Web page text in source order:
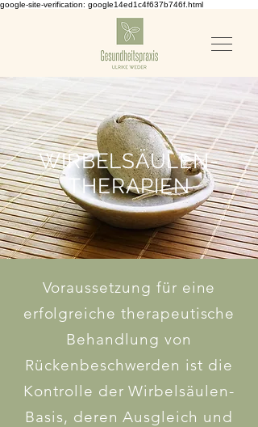
google-site-verification: google14ed1c4f637b746f.html
WIRBELSÄULEN-
THERAPIEN
Voraussetzung für eine
erfolgreiche therapeutische
Behandlung von
Rückenbeschwerden ist die
Kontrolle der Wirbelsäulen-
Basis, deren Ausgleich und